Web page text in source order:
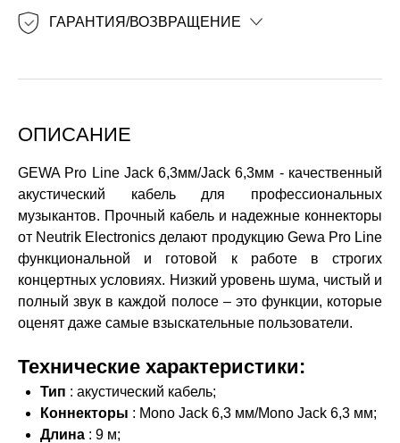
ГАРАНТИЯ/ВОЗВРАЩЕНИЕ
ОПИСАНИЕ
GEWA Pro Line Jack 6,3мм/Jack 6,3мм - качественный
акустический кабель для профессиональных
музыкантов. Прочный кабель и надежные коннекторы
от Neutrik Electronics делают продукцию Gewa Pro Line
функциональной и готовой к работе в строгих
концертных условиях. Низкий уровень шума, чистый и
полный звук в каждой полосе – это функции, которые
оценят даже самые взыскательные пользователи.
Технические характеристики:
Тип : акустический кабель;
Коннекторы : Mono Jack 6,3 мм/Mono Jack 6,3 мм;
Длина : 9 м;